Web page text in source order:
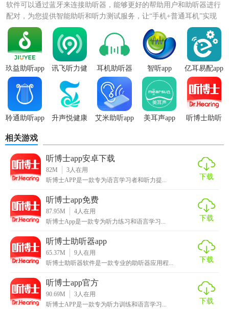
增强学习动力。
听博士app最新版用法
1. 注册登录：用户需要先注册并登录账号，才能使用全部功
能。
2. 选择材料：在软件中选择适合自己的听力材料进行学习。
3. 开始学习：点击播放按钮开始听力练习，同时进行口语跟
读和发音练习。
4. 查看反馈：完成练习后，查看系统提供的发音和口语反
馈。
5. 定制计划：根据个人需求，在“学习计划”中设置每天的学习
听博士app最新版点评
和多样的互动学习模式，为英语学习爱好者提供了一个高
效、便捷的学习平台。无论是初学者还是进阶者，都能在这
了，操作流畅，非常适合日常学习和练习使用。同时，社区
互动功能也增加了学习的趣味性和互动性，让用户在学习路
软件可以通过蓝牙来连接助听器，能够更好的帮助用户和助听器进行
配对，为您提供智能助听和听力测试服务，让“手机+普通耳机”实现
助听功能，把周围的声...
玖益助听app
讯飞听力健
耳机助听器
app
智听app 亿耳易配app
聆通助听app
升声悦健康
艾米助听app 美耳声app
听博士助听
相关游戏
听博士app安卓下载
82M 3人在用
听博士APP是一款专为语言学习者和听力提...
下载
听博士app免费
87.95M 4人在用
听博士App是一款专为听力练习和语言学习...
下载
听博士助听器app
65.37M 9人在用
听博士助听器软件是一款专业的助听器应用程...
下载
听博士app官方
90.69M 3人在用
听博士APP是一款专为听力训练和语言学习...
下载